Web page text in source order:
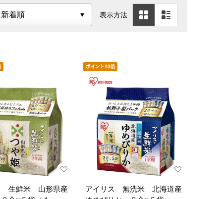
表示方法
生鮮米 山形県産
アイリス 無洗米 北海道産